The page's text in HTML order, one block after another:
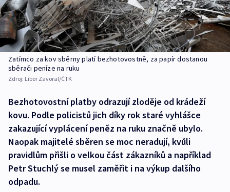
Zatímco za kov sběrny platí bezhotovostně, za papír dostanou
sběrači peníze na ruku
Zdroj: Libor Zavoral/ČTK
Bezhotovostní platby odrazují zloděje od krádeží
kovu. Podle policistů jich díky rok staré vyhlášce
zakazující vyplácení peněz na ruku značně ubylo.
Naopak majitelé sběren se moc neradují, kvůli
pravidlům přišli o velkou část zákazníků a například
Petr Stuchlý se musel zaměřit i na výkup dalšího
odpadu.